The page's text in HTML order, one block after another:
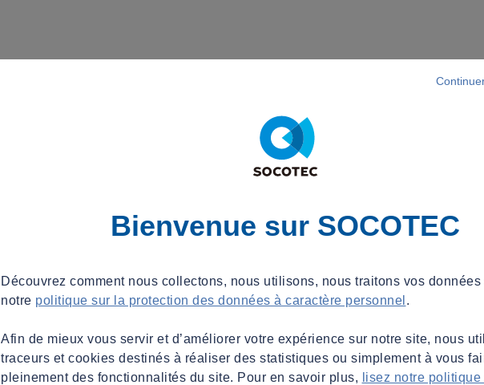
Bienvenue sur SOCOTEC
Découvrez comment nous collectons, nous utilisons, nous traitons vos
notre politique sur la protection des données à caractère personnel .
Afin de mieux vous servir et d’améliorer votre expérience sur notre site, nous
traceurs et cookies destinés à réaliser des statistiques ou simplement à vous
pleinement des fonctionnalités du site. Pour en savoir plus,
lisez notre